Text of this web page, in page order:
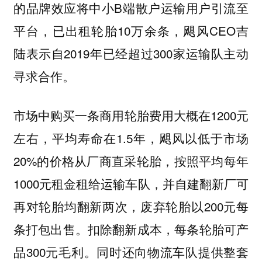
的品牌效应将中小B端散户运输用户引流至
平台，已出租轮胎10万余条，飓风CEO吉
陆表示自2019年已经超过300家运输队主动
寻求合作。
市场中购买一条商用轮胎费用大概在1200元
左右，平均寿命在1.5年，飓风以低于市场
20%的价格从厂商直采轮胎，按照平均每年
1000元租金租给运输车队，并自建翻新厂可
再对轮胎均翻新两次，废弃轮胎以200元每
条打包出售。扣除翻新成本，每条轮胎可产
品300元毛利。同时还向物流车队提供整套